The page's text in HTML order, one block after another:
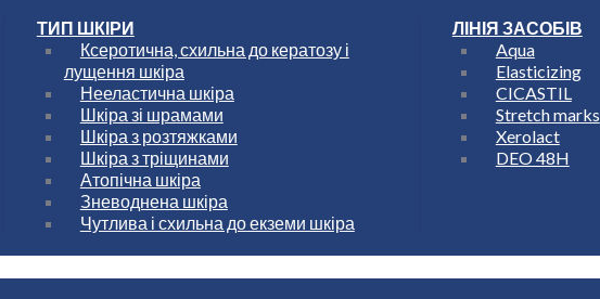
ТИП ШКІРИ
Ксеротична, схильна до кератозу і
лущення шкіра
Нееластична шкіра
Шкіра зі шрамами
Шкіра з розтяжками
Шкіра з тріщинами
Атопічна шкіра
Зневоднена шкіра
Чутлива і схильна до екземи шкіра
ЛІНІЯ ЗАСОБІВ
Aqua
Elasticizing
CICASTIL
Stretch marks
Xerolact
DEO 48H